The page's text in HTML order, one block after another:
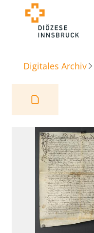
Digitales Archiv